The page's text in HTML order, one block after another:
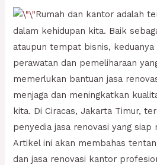
Rumah dan kantor adalah
dalam kehidupan kita. Baik
ataupun tempat bisnis,
perawatan dan pemeliharaan
memerlukan bantuan jasa
menjaga dan meningkatkan
kita. Di Ciracas, Jakarta Timur,
penyedia jasa renovasi yang siap
Artikel ini akan membahas
dan jasa renovasi kantor